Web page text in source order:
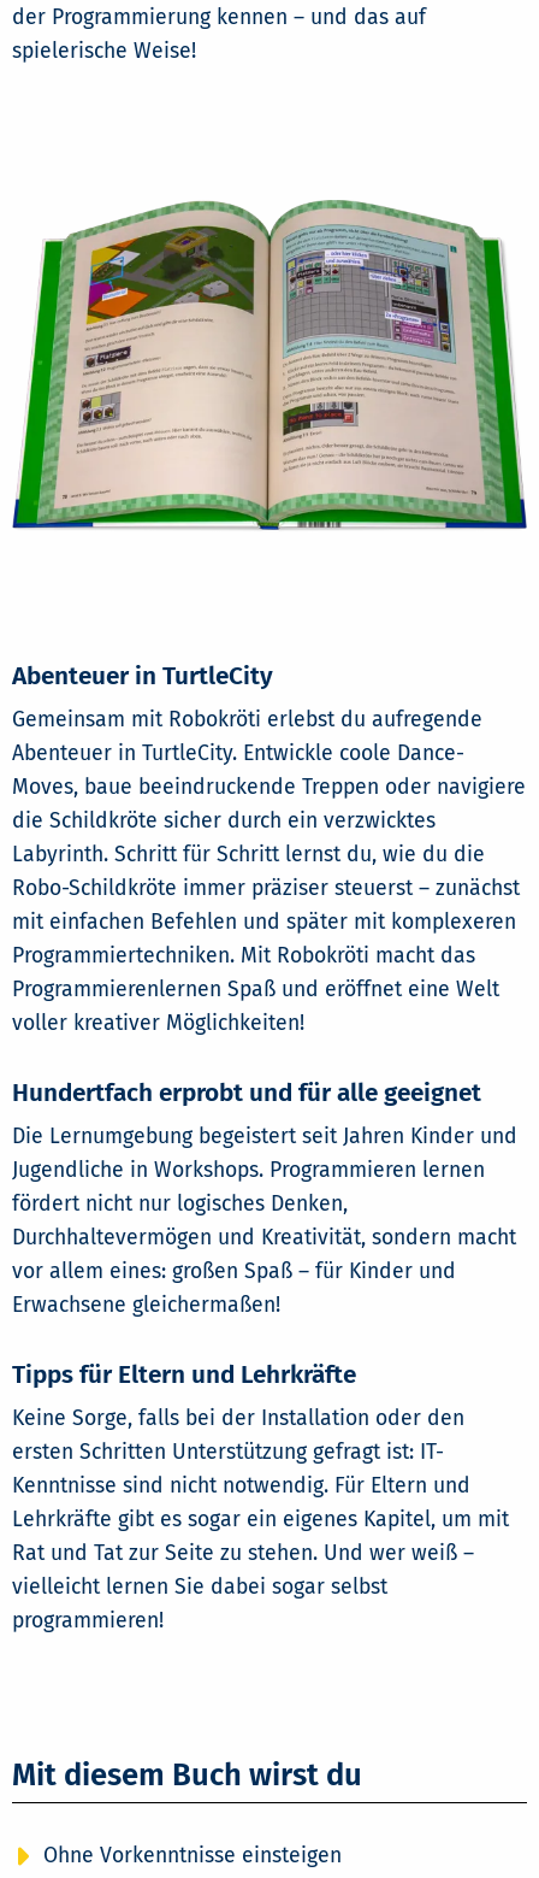
der Programmierung kennen – und das auf
spielerische Weise!
Abenteuer in TurtleCity
Gemeinsam mit Robokröti erlebst du aufregende
Abenteuer in TurtleCity. Entwickle coole Dance-
Moves, baue beeindruckende Treppen oder navigiere
die Schildkröte sicher durch ein verzwicktes
Labyrinth. Schritt für Schritt lernst du, wie du die
Robo-Schildkröte immer präziser steuerst – zunächst
mit einfachen Befehlen und später mit komplexeren
Programmiertechniken. Mit Robokröti macht das
Programmierenlernen Spaß und eröffnet eine Welt
voller kreativer Möglichkeiten!
Hundertfach erprobt und für alle geeignet
Die Lernumgebung begeistert seit Jahren Kinder und
Jugendliche in Workshops. Programmieren lernen
fördert nicht nur logisches Denken,
Durchhaltevermögen und Kreativität, sondern macht
vor allem eines: großen Spaß – für Kinder und
Erwachsene gleichermaßen!
Tipps für Eltern und Lehrkräfte
Keine Sorge, falls bei der Installation oder den
ersten Schritten Unterstützung gefragt ist: IT-
Kenntnisse sind nicht notwendig. Für Eltern und
Lehrkräfte gibt es sogar ein eigenes Kapitel, um mit
Rat und Tat zur Seite zu stehen. Und wer weiß –
vielleicht lernen Sie dabei sogar selbst
programmieren!
Mit diesem Buch wirst du
Ohne Vorkenntnisse einsteigen